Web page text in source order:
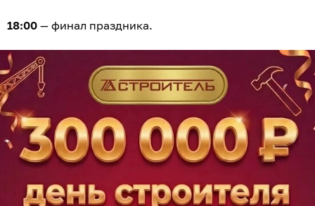
18:00 — финал праздника.